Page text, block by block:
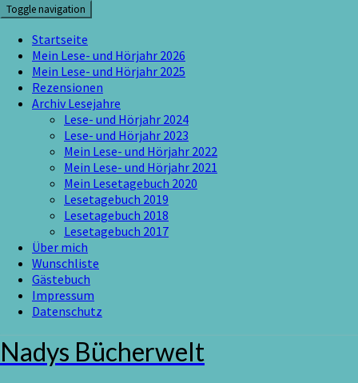
Skip
to
content
Toggle navigation
Startseite
Mein Lese- und Hörjahr 2026
Mein Lese- und Hörjahr 2025
Rezensionen
Archiv Lesejahre
Lese- und Hörjahr 2024
Lese- und Hörjahr 2023
Mein Lese- und Hörjahr 2022
Mein Lese- und Hörjahr 2021
Mein Lesetagebuch 2020
Lesetagebuch 2019
Lesetagebuch 2018
Lesetagebuch 2017
Über mich
Wunschliste
Gästebuch
Impressum
Datenschutz
Nadys Bücherwelt